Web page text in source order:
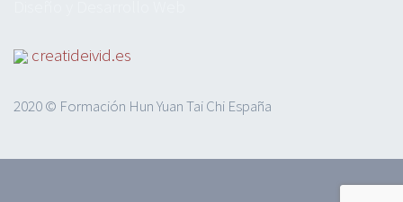
creatideivid.es
2020 © Formación Hun Yuan Tai Chi España